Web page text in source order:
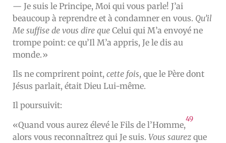
— Je suis le Principe, Moi qui vous parle! J’ai
beaucoup à reprendre et à condamner en vous. Qu’il
Me suffise de vous dire que Celui qui M’a envoyé ne
trompe point: ce qu’Il M’a appris, Je le dis au
monde.»
Ils ne comprirent point, cette fois, que le Père dont
Jésus parlait, était Dieu Lui-même.
Il poursuivit:
«Quand vous aurez élevé le Fils de l’Homme,
49
alors vous reconnaîtrez qui Je suis. Vous saurez que